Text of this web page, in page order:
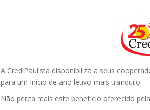
A CrediPaulista disponibiliza a seus
para um início de ano letivo mais tranquilo.
Não perca mais este benefício oferecido